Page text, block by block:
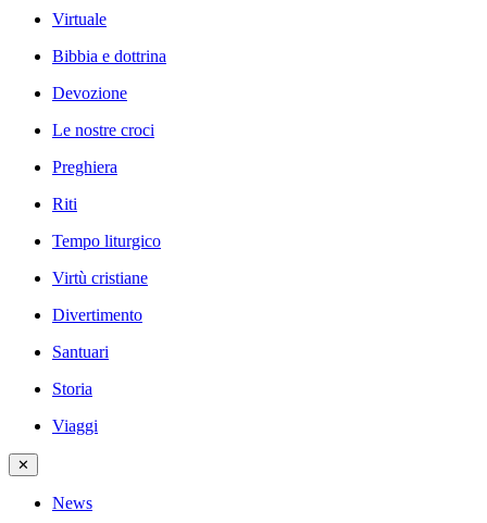
Virtuale
Bibbia e dottrina
Devozione
Le nostre croci
Preghiera
Riti
Tempo liturgico
Virtù cristiane
Divertimento
Santuari
Storia
Viaggi
✕
News